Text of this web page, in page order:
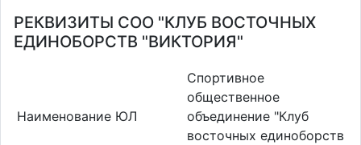
РЕКВИЗИТЫ СОО "КЛУБ ВОСТОЧНЫХ
ЕДИНОБОРСТВ "ВИКТОРИЯ"
Наименование ЮЛ
Спортивное
общественное
объединение "Клуб
восточных единоборств